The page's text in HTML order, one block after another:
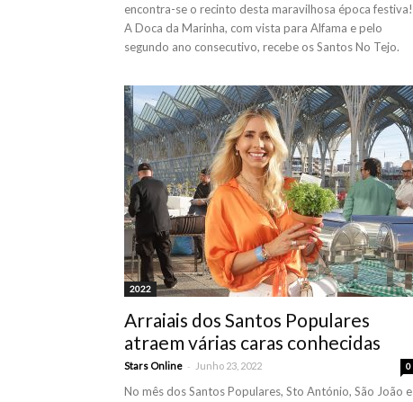
encontra-se o recinto desta maravilhosa época festiva!
A Doca da Marinha, com vista para Alfama e pelo
segundo ano consecutivo, recebe os Santos No Tejo.
2022
Arraiais dos Santos Populares
atraem várias caras conhecidas
Stars Online - Junho 23, 2022 0
No mês dos Santos Populares, Sto António, São João e